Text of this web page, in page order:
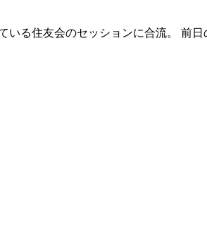
る住友会のセッションに合流。 前